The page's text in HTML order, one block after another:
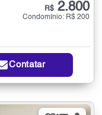
R$ 2.800
Condomínio: R$ 200
Contatar